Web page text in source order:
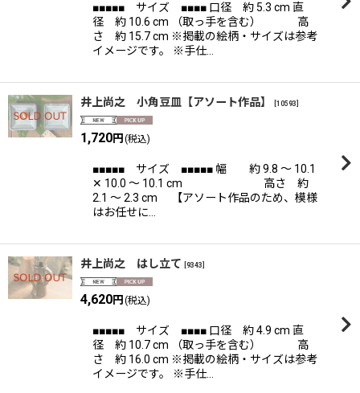
■■■■■ サイズ ■■■■ 口径 約 5.3 cm 直
径 約 10.6 cm （取っ手を含む） 高
さ 約 15.7 cm ※掲載の絵柄・サイズは参考
イメージです。 ※手仕…
井上尚之 小角豆皿【アソート作品】 10593
1,720円 (税込)
■■■■■ サイズ ■■■■■ 幅 約 9.8 〜 10.1
✕ 10.0 〜 10.1 cm 高さ 約
2.1 〜 2.3 cm 【アソート作品のため、模様
はお任せに…
井上尚之 はし立て 9343
4,620円 (税込)
■■■■■ サイズ ■■■■ 口径 約 4.9 cm 直
径 約 10.7 cm （取っ手を含む） 高
さ 約 16.0 cm ※掲載の絵柄・サイズは参考
イメージです。 ※手仕…